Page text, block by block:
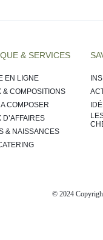
& SERVICES
EN LIGNE
& COMPOSITIONS
COMPOSER
& NAISSANCES
© 2024